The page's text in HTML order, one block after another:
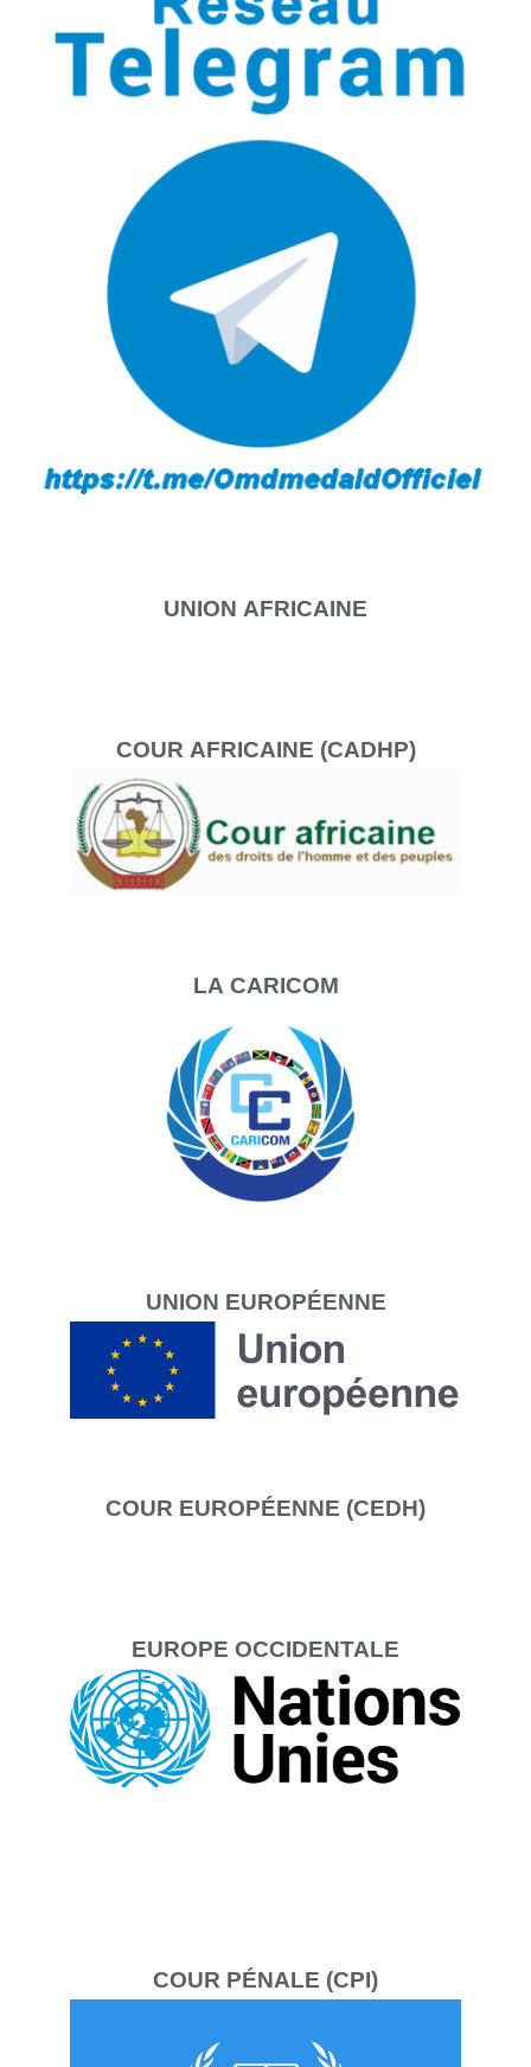
UNION AFRICAINE
COUR AFRICAINE (CADHP)
LA CARICOM
UNION EUROPÉENNE
COUR EUROPÉENNE (CEDH)
EUROPE OCCIDENTALE
COUR PÉNALE (CPI)